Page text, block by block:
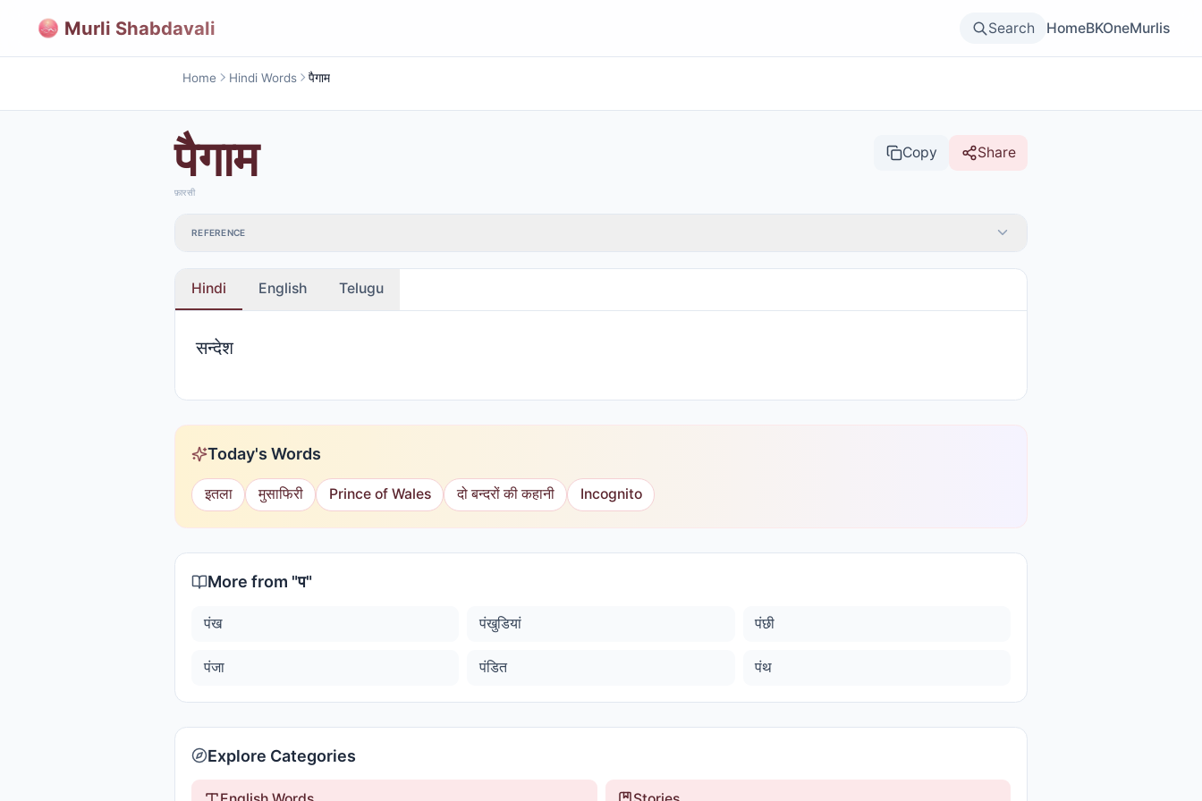
Murli Shabdavali Search HomeBKOneMurlis
Home Hindi Words पैगाम
पैगाम Copy Share
फ़ारसी
REFERENCE
Hindi English Telugu
सन्देश
Today's Words
इतला मुसाफिरी Prince of Wales दो बन्दरों की कहानी Incognito
More from "प"
पंख पंखुडियां पंछी
पंजा पंडित पंथ
Explore Categories